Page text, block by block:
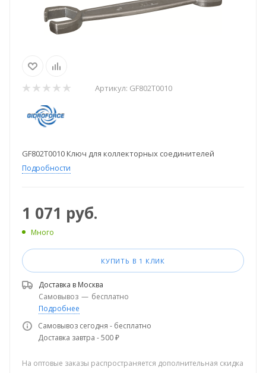
Артикул: GF802T0010
GF802T0010 Ключ для коллекторных соединителей
Подробности
1 071 руб.
Много
КУПИТЬ В 1 КЛИК
Доставка в Москва
Самовывоз — бесплатно
Подробнее
Самовывоз сегодня - бесплатно
Доставка завтра - 500 ₽
На оптовые заказы распространяется дополнительная скидка